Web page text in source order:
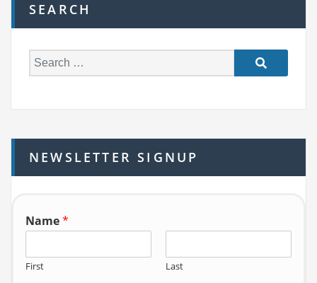
SEARCH
e
h
f
o
NEWSLETTER SIGNUP
Name*
First Last